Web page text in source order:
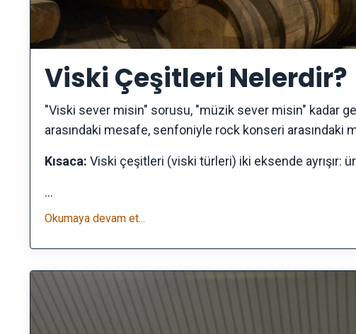
Viski Çeşitleri Nelerdir?
"Viski sever misin" sorusu, "müzik sever misin" kadar
arasındaki mesafe, senfoniyle rock konseri arasındaki
Kısaca: Viski çeşitleri (viski türleri) iki eksende ayrışır:
...
Okumaya devam et...